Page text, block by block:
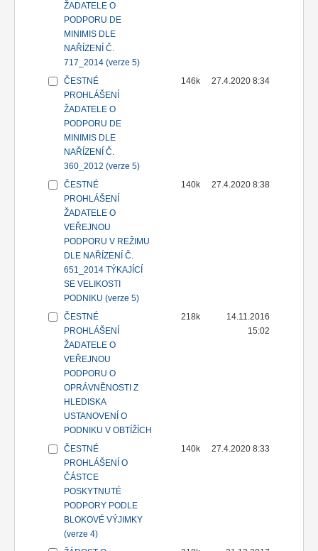
ŽADATELE O
PODPORU DE
MINIMIS DLE
NAŘÍZENÍ Č.
717_2014 (verze 5)
ČESTNÉ
PROHLÁŠENÍ
ŽADATELE O
PODPORU DE
MINIMIS DLE
NAŘÍZENÍ Č.
360_2012 (verze 5)
146k 27.4.2020 8:34
ČESTNÉ
PROHLÁŠENÍ
ŽADATELE O
VEŘEJNOU
PODPORU V REŽIMU
DLE NAŘÍZENÍ Č.
651_2014 TÝKAJÍCÍ
SE VELIKOSTI
PODNIKU (verze 5)
140k 27.4.2020 8:38
ČESTNÉ
PROHLÁŠENÍ
ŽADATELE O
VEŘEJNOU
PODPORU O
OPRÁVNĚNOSTI Z
HLEDISKA
USTANOVENÍ O
PODNIKU V OBTÍŽÍCH
218k
14.11.2016
15:02
ČESTNÉ
PROHLÁŠENÍ O
ČÁSTCE
POSKYTNUTÉ
PODPORY PODLE
BLOKOVÉ VÝJIMKY
(verze 4)
140k 27.4.2020 8:33